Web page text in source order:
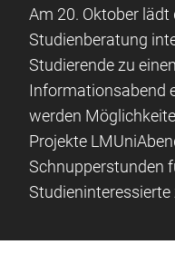
Am 20. Oktober lädt
Studienberatung
Studierende zu
Informationsabend
werden
Projekte
Schnupperstunden
Studieninteressierte